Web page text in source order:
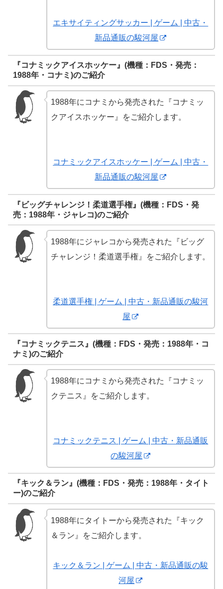
エキサイティングサッカー | ゲーム | 中古・
新品通販の駿河屋
『コナミックアイスホッケー』(機種：FDS・発売：
1988年・コナミ)のご紹介
1988年にコナミから発売された『コナミッ
クアイスホッケー』をご紹介します。
コナミックアイスホッケー | ゲーム | 中古・
新品通販の駿河屋
『ビッグチャレンジ！柔道選手権』(機種：FDS・発
売：1988年・ジャレコ)のご紹介
1988年にジャレコから発売された『ビッグ
チャレンジ！柔道選手権』をご紹介します。
柔道選手権 | ゲーム | 中古・新品通販の駿河
屋
『コナミックテニス』(機種：FDS・発売：1988年・コ
ナミ)のご紹介
1988年にコナミから発売された『コナミッ
クテニス』をご紹介します。
コナミックテニス | ゲーム | 中古・新品通販
の駿河屋
『キック＆ラン』(機種：FDS・発売：1988年・タイト
ー)のご紹介
1988年にタイトーから発売された『キック
＆ラン』をご紹介します。
キック＆ラン | ゲーム | 中古・新品通販の駿
河屋